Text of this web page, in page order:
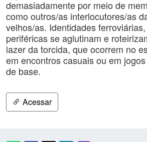
demasiadamente por meio de
como outros/as interlocutores/as
velhos/as. Identidades
periféricas se aglutinam e
lazer da torcida, que ocorrem no
em encontros casuais ou em
de base.
Acessar